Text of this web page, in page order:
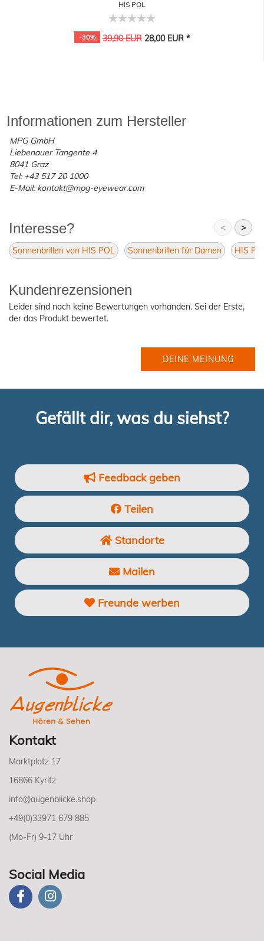
HIS POL
-30% 39,90 EUR28,00 EUR *
Informationen zum Hersteller
MPG GmbH
Liebenauer Tangente 4
8041 Graz
Tel: +43 517 20 1000
E-Mail: kontakt@mpg-eyewear.com
Interesse? < >
Sonnenbrillen von HIS POL Sonnenbrillen für Damen HIS
Kundenrezensionen
Leider sind noch keine Bewertungen vorhanden. Sei der Erste,
der das Produkt bewertet.
DEINE MEINUNG
Gefällt dir, was du siehst?
Feedback geben
Teilen
Standorte
Mailen
Freunde werben
Kontakt
Marktplatz 17
16866 Kyritz
info@augenblicke.shop
+49(0)33971 679 885
(Mo-Fr) 9-17 Uhr
Social Media